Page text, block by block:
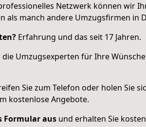
Netzwerk können wir
als manch andere Umzugsfirmen in
Erfahrung und das seit 17 Jahren.
die Umzugsexperten für Ihre
Sie zum Telefon oder holen Sie
kostenlose Angebote.
Formular aus und erhalten Sie